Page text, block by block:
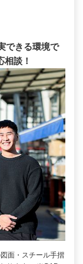
できる環境で
談！
面・スチール手摺